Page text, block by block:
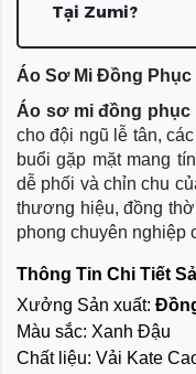
Tại Zumi?
Áo Sơ Mi Đồng Phục
Áo sơ mi đồng phục
cho đội ngũ lễ tân,
buổi gặp mặt mang
dễ phối và chỉn chu
thương hiệu, đồng
phong chuyên nghiệp
Thông Tin Chi Tiết
Xưởng Sản xuất:
Màu sắc: Xanh Đậu
Chất liệu: Vải Kate